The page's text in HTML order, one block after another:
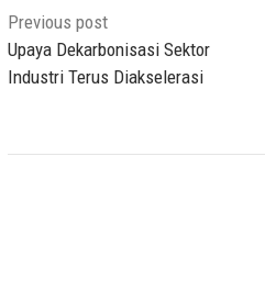
Post
navigation
Previous post
Upaya Dekarbonisasi Sektor
Industri Terus Diakselerasi